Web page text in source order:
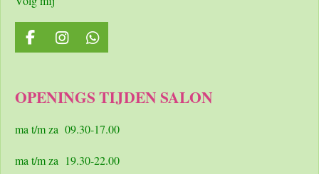
F
a
b
o
I
n
a
r
m
W
h
s
p
OPENINGS TIJDEN SALON
ma t/m za 09.30-17.00
ma t/m za 19.30-22.00